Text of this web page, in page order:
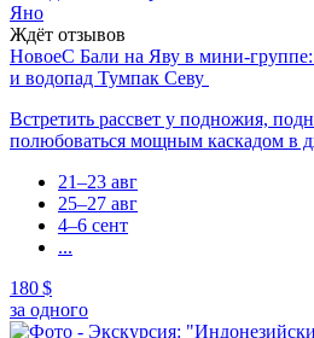
Яно
Ждёт отзывов
НовоеС Бали на Яву в мини-
и водопад Тумпак Севу
Встретить рассвет у подножия,
полюбоваться мощным каскадом в
21–23 авг
25–27 авг
4–6 сент
...
180 $
за одного